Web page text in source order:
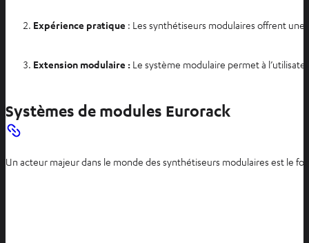
s
n
u
l
Expérience pratique : Les synthétiseurs modulaires offrent
Extension modulaire : Le système modulaire permet à
Systèmes de modules Eurorack
Un acteur majeur dans le monde des synthétiseurs modulaires est le